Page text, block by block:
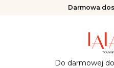
Darmowa
Do darmowej